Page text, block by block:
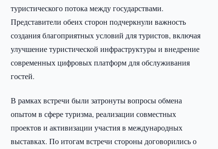
туристического потока между государствами.
Представители обеих сторон подчеркнули важность
создания благоприятных условий для туристов, включая
улучшение туристической инфраструктуры и внедрение
современных цифровых платформ для обслуживания
гостей.
В рамках встречи были затронуты вопросы обмена
опытом в сфере туризма, реализации совместных
проектов и активизации участия в международных
выставках. По итогам встречи стороны договорились о